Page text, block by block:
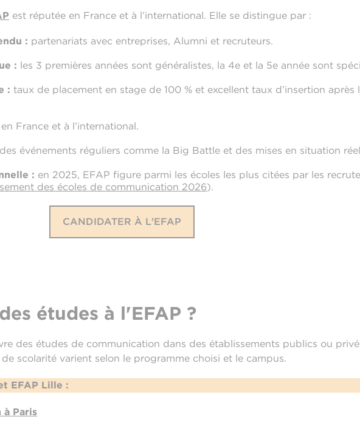
est réputée en France et à l’international. Elle se distingue par :
: partenariats avec entreprises, Alumni et recruteurs.
: les 3 premières années sont généralistes, la 4e et la 5e année sont
: taux de placement en stage de 100 % et excellent taux d’insertion après
France et à l’international.
des événements réguliers comme la Big Battle et des mises en situation
: en 2025, EFAP figure parmi les écoles les plus citées par les
des écoles de communication 2026).
CANDIDATER À L'EFAP
études à l'EFAP ?
des études de communication dans des établissements publics ou
scolarité varient selon le programme choisi et le campus.
EFAP Lille :
à Paris